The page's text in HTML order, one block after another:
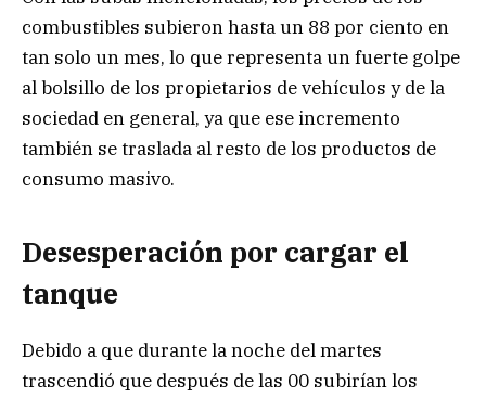
combustibles subieron hasta un 88 por ciento en
tan solo un mes, lo que representa un fuerte golpe
al bolsillo de los propietarios de vehículos y de la
sociedad en general, ya que ese incremento
también se traslada al resto de los productos de
consumo masivo.
Desesperación por cargar el
tanque
Debido a que durante la noche del martes
trascendió que después de las 00 subirían los